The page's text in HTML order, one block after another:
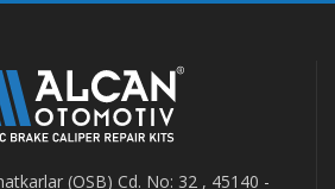
(OSB) Cd. No: 32 , 45140 -